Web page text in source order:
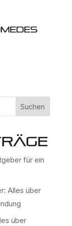
Suchen
für ein
Alles über
über